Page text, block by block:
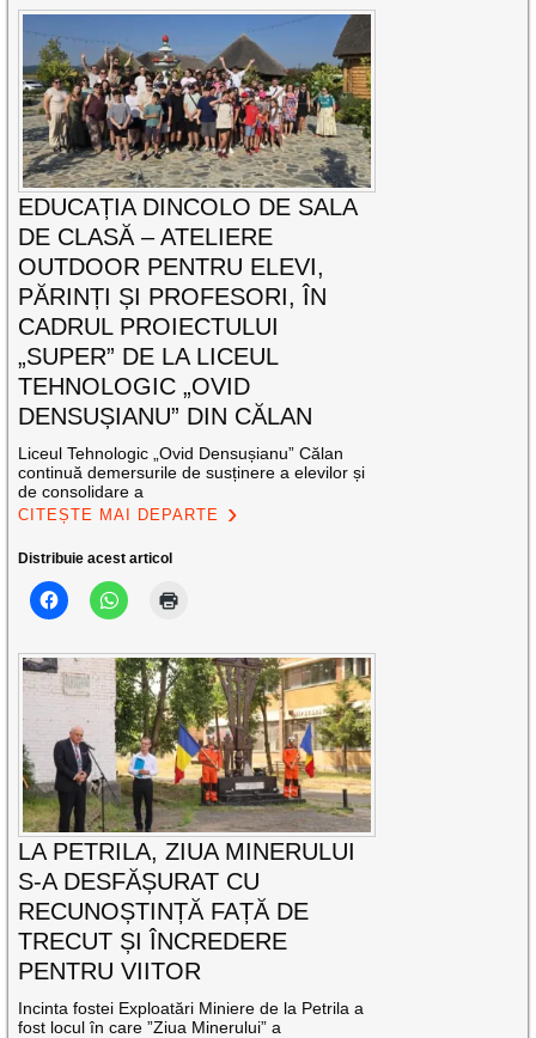
EDUCAȚIA DINCOLO DE SALA
DE CLASĂ – ATELIERE
OUTDOOR PENTRU ELEVI,
PĂRINȚI ȘI PROFESORI, ÎN
CADRUL PROIECTULUI
„SUPER” DE LA LICEUL
TEHNOLOGIC „OVID
DENSUȘIANU” DIN CĂLAN
Liceul Tehnologic „Ovid Densușianu” Călan
continuă demersurile de susținere a elevilor și
de consolidare a
CITEȘTE MAI DEPARTE
Distribuie acest articol
LA PETRILA, ZIUA MINERULUI
S-A DESFĂȘURAT CU
RECUNOȘTINȚĂ FAȚĂ DE
TRECUT ȘI ÎNCREDERE
PENTRU VIITOR
Incinta fostei Exploatări Miniere de la Petrila a
fost locul în care ”Ziua Minerului” a